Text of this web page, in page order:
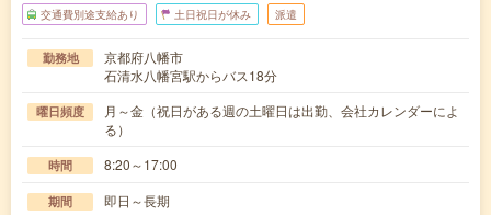
交通費別途支給あり 土日祝日が休み 派遣
勤務地
京都府八幡市
石清水八幡宮駅からバス18分
曜日頻度
月～金（祝日がある週の土曜日は出勤、会社カレンダーによ
る）
時間 8:20～17:00
期間 即日～長期